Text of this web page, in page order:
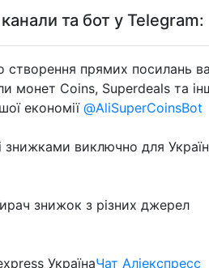
та бот у Telegram:
створення прямих посилань
монет Coins, Superdeals та
економії @AliSuperCoinsBot
знижками виключно для
знижок з різних джерел
УкраїнаЧат Аліекспресс